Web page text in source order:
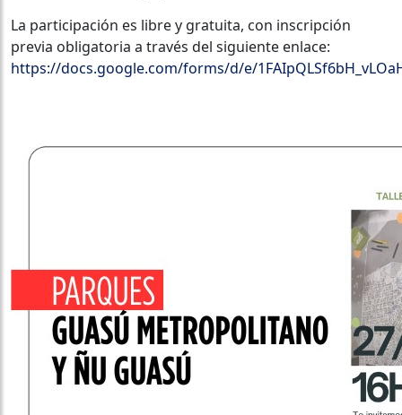
La participación es libre y gratuita, con inscripción
previa obligatoria a través del siguiente enlace:
https://docs.google.com/forms/d/e/